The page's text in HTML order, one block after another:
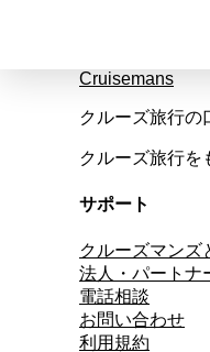
Cruisemans
クルーズ旅行の
クルーズ旅行を
サポート
クルーズマンズ
法人・パートナ
電話相談
お問い合わせ
利用規約